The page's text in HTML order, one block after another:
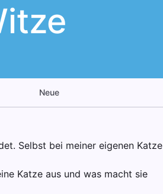
Neue
Selbst bei meiner eigenen Katze
Katze aus und was macht sie